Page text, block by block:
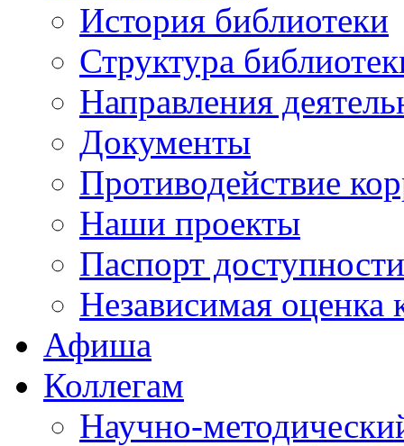
История библиотеки
Структура
Направления
Документы
Противодействие
Наши проекты
Паспорт доступности
Независимая оценка
Афиша
Коллегам
Научно-